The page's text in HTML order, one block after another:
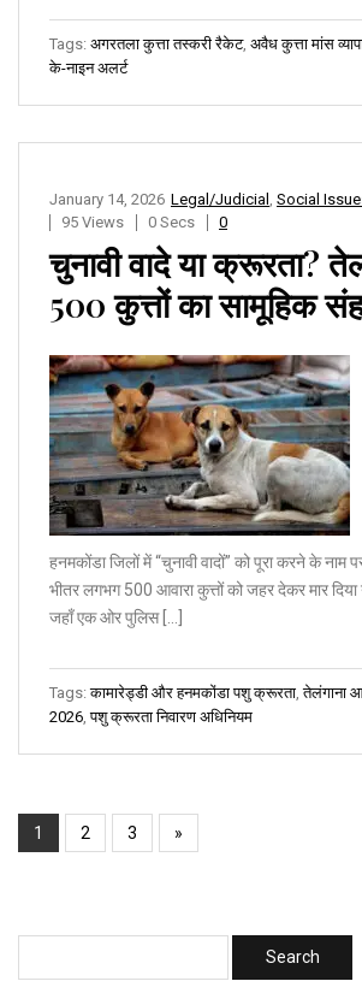
Tags: अगरतला कुत्ता तस्करी रैकेट, अवैध कुत्ता मांस
के-नाइन अलर्ट
Legal/Judicial Social
January 14, 2026
95 Views
0 Secs 0
चुनावी वादे या क्रूरता?
500 कुत्तों का सामूहिक
हनमकोंडा जिलों में “चुनावी वादों” को पूरा करने के
भीतर लगभग 500 आवारा कुत्तों को जहर देकर मार
जहाँ एक ओर पुलिस […]
Tags:कामारेड्डी और हनमकोंडा पशु क्रूरता ,तेलंगाना
2026 ,पशु क्रूरता निवारण अधिनियम
1 2 3 »